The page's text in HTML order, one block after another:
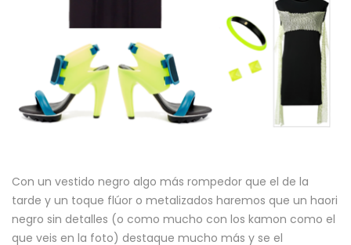
Con un vestido negro algo más rompedor que el de la
tarde y un toque flúor o metalizados haremos que un haori
negro sin detalles (o como mucho con los kamon como el
que veis en la foto) destaque mucho más y se el